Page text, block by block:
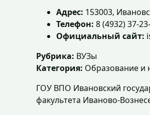
Адрес: 153003,
Телефон: 8 (4932) 37-
Официальный сайт:
Рубрика: ВУЗы
Категория: Образование и
ГОУ ВПО Ивановский
факультета Иваново-